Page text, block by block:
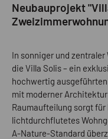
Neubauprojekt
In sonniger und
die Villa Solis – ein
hochwertig
mit moderner
Raumaufteilung sorgt
lichtdurchflutetes
A-Nature-Standard